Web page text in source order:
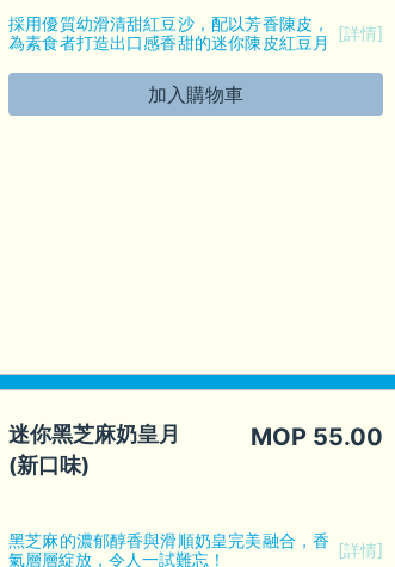
採用優質幼滑清甜紅豆沙，配以芳香陳皮，
為素食者打造出口感香甜的迷你陳皮紅豆月
鐵盒大小: 7.5 X 7.5 X 4(厘米)
[詳情]
加入購物車
迷你黑芝麻奶皇月
(新口味)
MOP 55.00
黑芝麻的濃郁醇香與滑順奶皇完美融合，香
氣層層綻放，令人一試難忘！
[詳情]